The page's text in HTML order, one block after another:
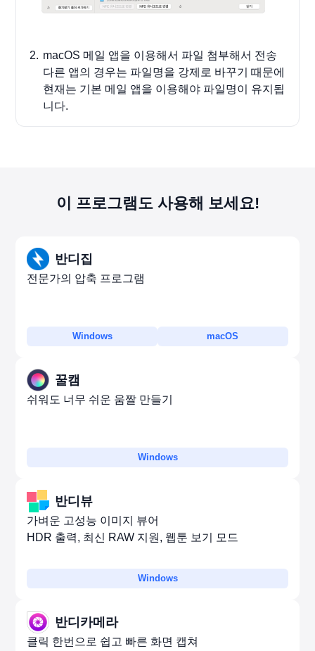
macOS 메일 앱을 이용해서 파일 첨부해서 전송
다른 앱의 경우는 파일명을 강제로 바꾸기 때문에
현재는 기본 메일 앱을 이용해야 파일명이 유지됩
니다.
이 프로그램도 사용해 보세요!
반디집
전문가의 압축 프로그램
Windows macOS
꿀캠
쉬워도 너무 쉬운 움짤 만들기
Windows
반디뷰
가벼운 고성능 이미지 뷰어
HDR 출력, 최신 RAW 지원, 웹툰 보기 모드
Windows
반디카메라
클릭 한번으로 쉽고 빠른 화면 캡쳐